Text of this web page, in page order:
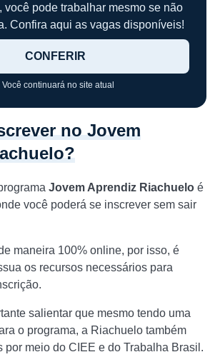
você pode trabalhar mesmo se não
Confira aqui as vagas disponíveis!
CONFERIR
Você continuará no site atual
no Jovem
Jovem Aprendiz Riachuelo é
você poderá se inscrever sem sair
maneira 100% online, por isso, é
os recursos necessários para
salientar que mesmo tendo uma
o programa, a Riachuelo também
por meio do CIEE e do Trabalha Brasil.